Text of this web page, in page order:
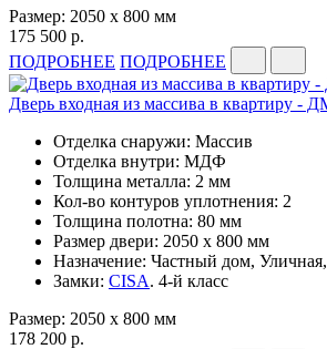
Размер: 2050 x 800 мм
175 500 р.
ПОДРОБНЕЕ ПОДРОБНЕЕ
Дверь входная из массива в квартиру -
Отделка снаружи: Массив
Отделка внутри: МДФ
Толщина металла: 2 мм
Кол-во контуров уплотнения: 2
Толщина полотна: 80 мм
Размер двери: 2050 x 800 мм
Назначение: Частный дом,
Замки: CISA. 4-й класс
Размер: 2050 x 800 мм
178 200 р.